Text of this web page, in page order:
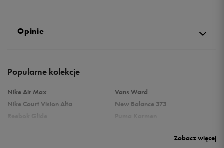
Opinie
Popularne kolekcje
Nike Air Max
Nike Court Vision Alta
Vans Ward
New Balance 373
Zobacz więcej